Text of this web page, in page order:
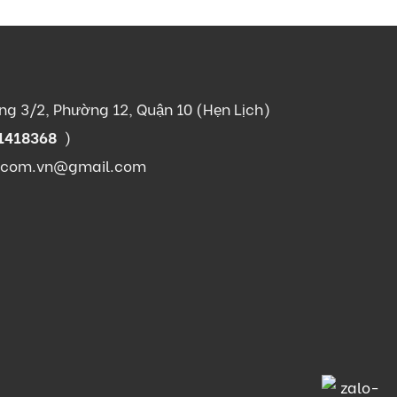
3/2, Phường 12, Quận 10 (Hẹn Lịch)
)